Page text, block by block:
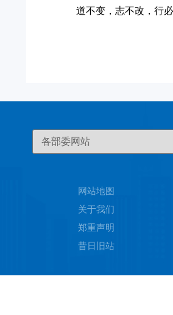
道不变，志不改，行
网站地图
关于我们
郑重声明
昔日旧站